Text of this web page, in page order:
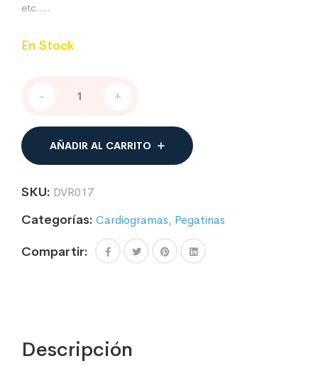
etc….
En Stock
CARDIOGRAMA
DELTA
cantidad
- +
AÑADIR AL CARRITO
SKU: DVR017
Categorías: Cardiogramas, Pegatinas
Compartir:
Descripción